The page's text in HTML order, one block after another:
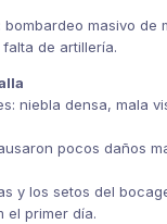
bombardeo masivo de
de artillería.
niebla densa, mala
pocos daños
y los setos del
el primer día.